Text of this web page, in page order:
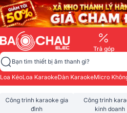
Trả góp
Bạn tìm thiết bị âm thanh gì?
Loa KéoLoa KaraokeDàn KaraokeMicro
Công trình karaoke gia
đình
Công trình
kinh doanh